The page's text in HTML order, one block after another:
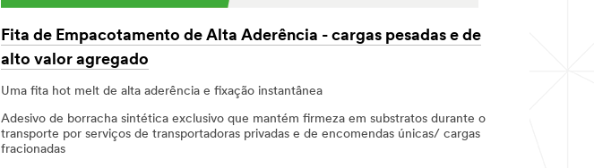
Fita de Empacotamento de Alta Aderência - cargas pesadas e de
alto valor agregado
Uma fita hot melt de alta aderência e fixação instantânea
Adesivo de borracha sintética exclusivo que mantém firmeza em substratos durante o
transporte por serviços de transportadoras privadas e de encomendas únicas/ cargas
fracionadas